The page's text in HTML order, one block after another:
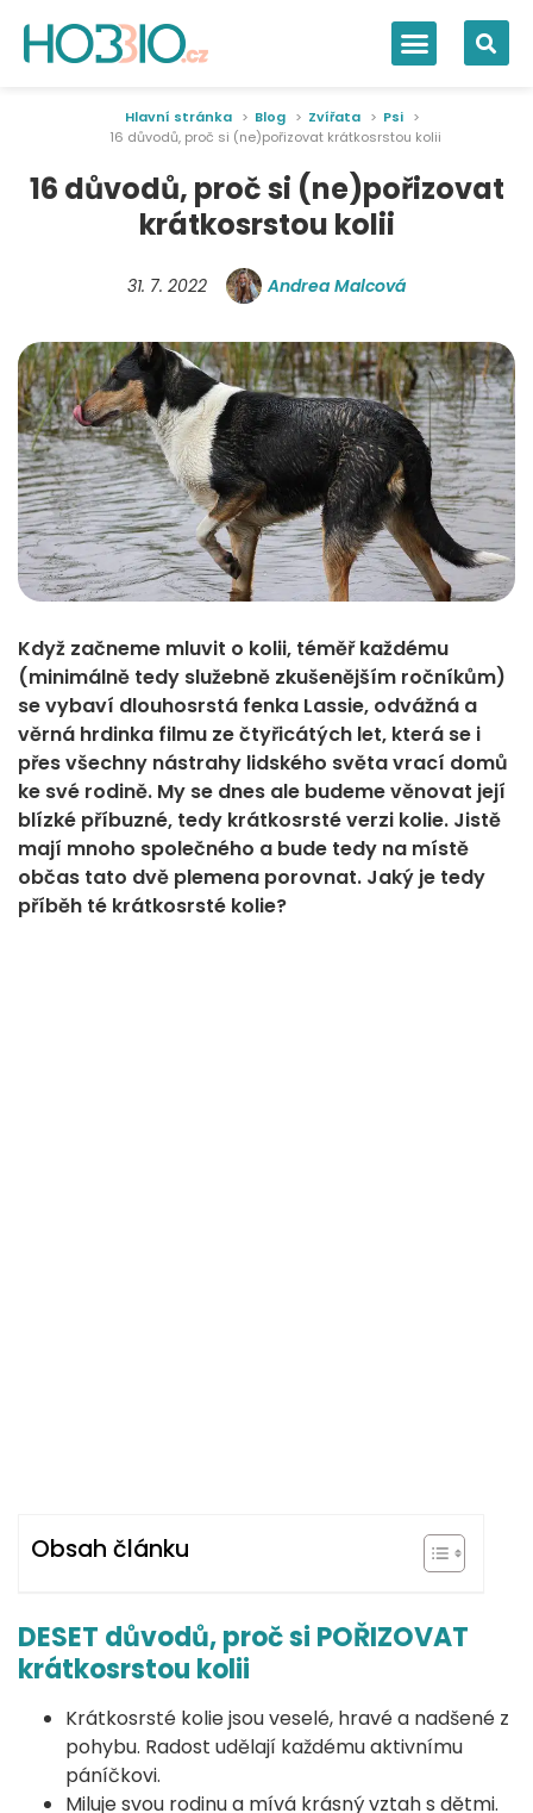
Hlavní stránka Blog Zvířata
Psi
16 důvodů, proč si (ne)pořizovat krátkosrstou kolii
16 důvodů, proč si (ne)pořizovat
krátkosrstou kolii
31. 7. 2022 Andrea Malcová
Když začneme mluvit o kolii, téměř každému
(minimálně tedy služebně zkušenějším ročníkům)
se vybaví dlouhosrstá fenka Lassie, odvážná a
věrná hrdinka filmu ze čtyřicátých let, která se i
přes všechny nástrahy lidského světa vrací domů
ke své rodině. My se dnes ale budeme věnovat její
blízké příbuzné, tedy krátkosrsté verzi kolie. Jistě
mají mnoho společného a bude tedy na místě
občas tato dvě plemena porovnat. Jaký je tedy
příběh té krátkosrsté kolie?
Obsah článku
DESET důvodů, proč si POŘIZOVAT
krátkosrstou kolii
Krátkosrsté kolie jsou veselé, hravé a nadšené z
pohybu. Radost udělají každému aktivnímu
páníčkovi.
Miluje svou rodinu a mívá krásný vztah s dětmi.